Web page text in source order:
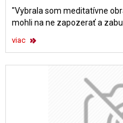
"Vybrala som meditatívne
mohli na ne zapozerať a
viac